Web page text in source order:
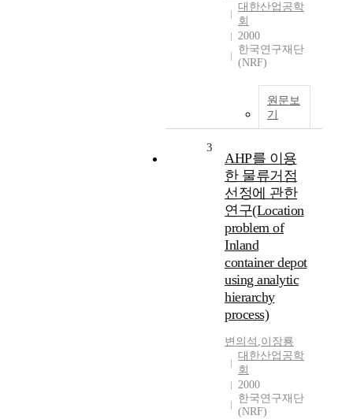
대한산업공학
회
2000
한국연구재단
(NRF)
원문보
기
3
AHP를 이용
한 물류거점
선정에 관한
연구(Location
problem of
Inland
container depot
using analytic
hierarchy
process)
변의석 ,이장룡
대한산업공학
회
2000
한국연구재단
(NRF)